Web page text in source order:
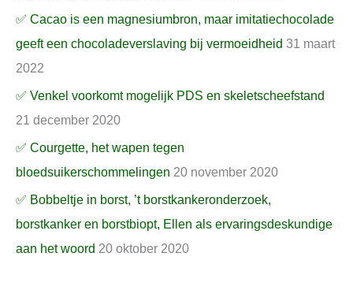
✅ Cacao is een magnesiumbron, maar imitatiechocolade
geeft een chocoladeverslaving bij vermoeidheid 31 maart
2022
✅ Venkel voorkomt mogelijk PDS en skeletscheefstand
21 december 2020
✅ Courgette, het wapen tegen
bloedsuikerschommelingen 20 november 2020
✅ Bobbeltje in borst, ’t borstkankeronderzoek,
borstkanker en borstbiopt, Ellen als ervaringsdeskundige
aan het woord 20 oktober 2020